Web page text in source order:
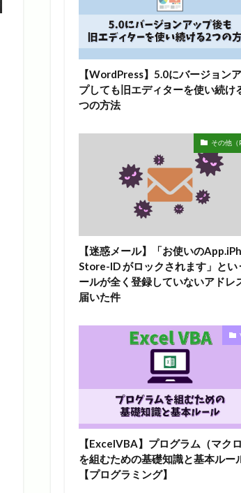
【WordPress】5.0にバージョン
プしても旧エディターを使い続け
つの方法
その他（
【迷惑メール】「お使いの
Store-ID がロックされます」とい
ールが全く登録していないアドレ
届いた件
【ExcelVBA】プログラム（マクロ
を組むための基礎知識と基本ルー
【プログラミング】